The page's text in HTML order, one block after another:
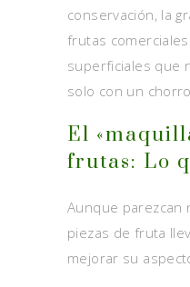
conservación, la
frutas
superficiales que
solo con un
El
frutas: Lo
Aunque parezcan
piezas de fruta
mejorar su